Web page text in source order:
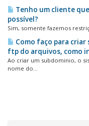
Tenho um cliente
possí­vel?
Sim, somente fazemos
Como faço para criar
ftp do arquivos, como
Ao criar um subdominio, o
nome do...